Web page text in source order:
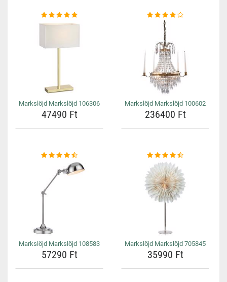
Markslöjd Markslöjd 106306
47490 Ft
Markslöjd Markslöjd 100602
236400 Ft
Markslöjd Markslöjd 108583
57290 Ft
Markslöjd Markslöjd 705845
35990 Ft